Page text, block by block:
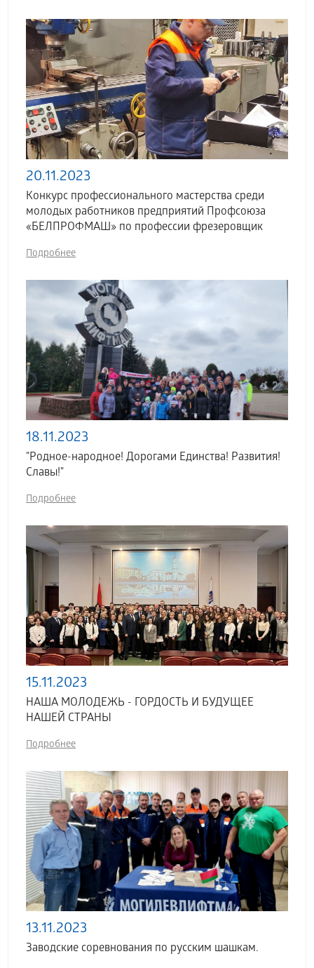
20.11.2023
Конкурс профессионального мастерства среди
молодых работников предприятий Профсоюза
«БЕЛПРОФМАШ» по профессии фрезеровщик
Подробнее
18.11.2023
"Родное-народное! Дорогами Единства! Развития!
Славы!"
Подробнее
15.11.2023
НАША МОЛОДЕЖЬ - ГОРДОСТЬ И БУДУЩЕЕ
НАШЕЙ СТРАНЫ
Подробнее
13.11.2023
Заводские соревнования по русским шашкам.